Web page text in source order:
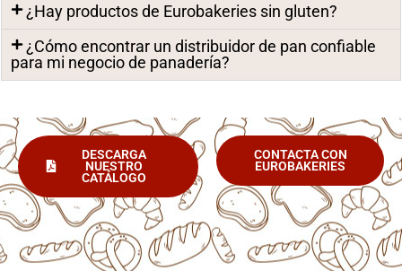
¿Hay productos de Eurobakeries sin gluten?
¿Cómo encontrar un distribuidor de pan confiable
para mi negocio de panadería?
DESCARGA
NUESTRO
CATÁLOGO
CONTACTA CON
EUROBAKERIES